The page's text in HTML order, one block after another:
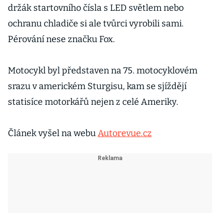
držák startovního čísla s LED světlem nebo
ochranu chladiče si ale tvůrci vyrobili sami.
Pérování nese značku Fox.
Motocykl byl představen na 75. motocyklovém
srazu v americkém Sturgisu, kam se sjíždějí
statisíce motorkářů nejen z celé Ameriky.
Článek vyšel na webuAutorevue.cz